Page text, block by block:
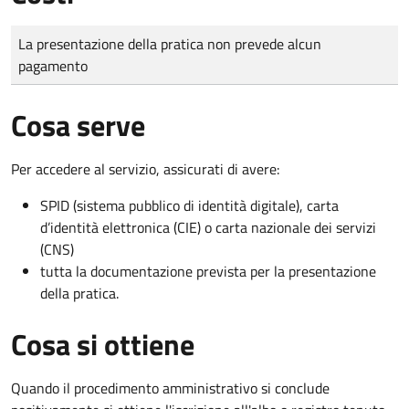
Tipo di pagamento
Importo
La presentazione della pratica non prevede alcun
pagamento
Cosa serve
Per accedere al servizio, assicurati di avere:
SPID (sistema pubblico di identità digitale), carta
d’identità elettronica (CIE) o carta nazionale dei servizi
(CNS)
tutta la documentazione prevista per la presentazione
della pratica.
Cosa si ottiene
Quando il procedimento amministrativo si conclude